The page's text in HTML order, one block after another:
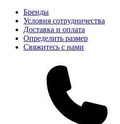
Бренды
Условия сотрудничества
Доставка и оплата
Определить размер
Свяжитесь с нами